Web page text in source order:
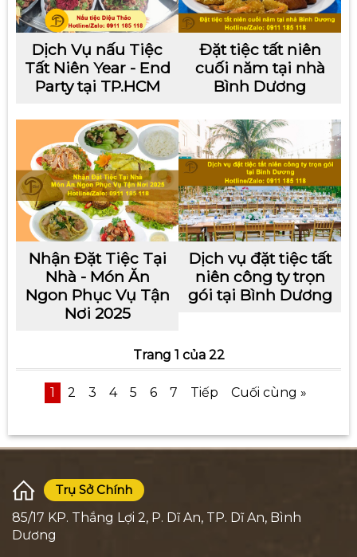
Dịch Vụ nấu Tiệc
Tất Niên Year - End
Party tại TP.HCM
Đặt tiệc tất niên
cuối năm tại nhà
Bình Dương
Nhận Đặt Tiệc Tại
Nhà - Món Ăn
Ngon Phục Vụ Tận
Nơi 2025
Dịch vụ đặt tiệc tất
niên công ty trọn
gói tại Bình Dương
Trang 1 của 22
1 2 3 4 5 6 7 Tiếp Cuối cùng »
Trụ Sở Chính
85/17 KP. Thắng Lợi 2, P. Dĩ An, TP. Dĩ An, Bình
Dương